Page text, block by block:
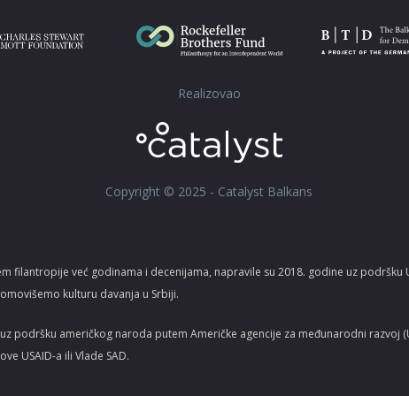
Realizovao
Copyright © 2025 - Catalyst Balkans
filantropije već godinama i decenijama, napravile su 2018. godine uz
kulturu davanja u Srbiji.
podršku američkog naroda putem Američke agencije za međunarodni razvoj
USAID-a ili Vlade SAD.